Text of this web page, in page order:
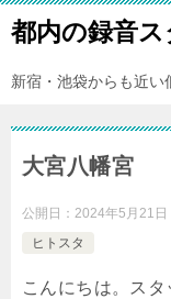
都内の録音
新宿・池袋からも近い
大宮八幡宮
公開日： 2024年5月21日
ヒトスタ
こんにちは。ス